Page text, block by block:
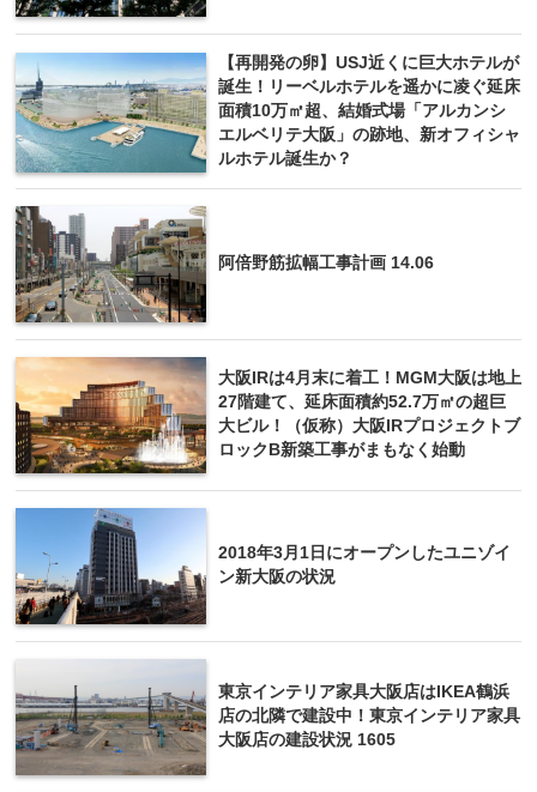
【再開発の卵】USJ近くに巨大ホテルが
誕生！リーベルホテルを遥かに凌ぐ延床
面積10万㎡超、結婚式場「アルカンシ
エルベリテ大阪」の跡地、新オフィシャ
ルホテル誕生か？
阿倍野筋拡幅工事計画 14.06
大阪IRは4月末に着工！MGM大阪は地上
27階建て、延床面積約52.7万㎡の超巨
大ビル！（仮称）大阪IRプロジェクトブ
ロックB新築工事がまもなく始動
2018年3月1日にオープンしたユニゾイ
ン新大阪の状況
東京インテリア家具大阪店はIKEA鶴浜
店の北隣で建設中！東京インテリア家具
大阪店の建設状況 1605